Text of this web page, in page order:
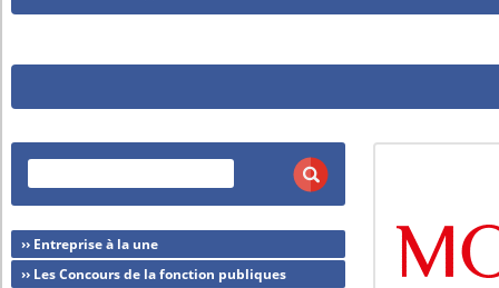
›› Entreprise à la une
›› Les Concours de la fonction publiques